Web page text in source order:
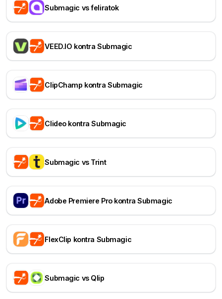
Submagic vs feliratok
VEED.IO kontra Submagic
ClipChamp kontra Submagic
Clideo kontra Submagic
Submagic vs Trint
Adobe Premiere Pro kontra Submagic
FlexClip kontra Submagic
Submagic vs Qlip